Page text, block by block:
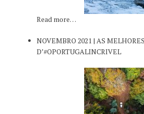
Read more…
NOVEMBRO 2021 | AS
D’#OPORTUGALINCRIVEL